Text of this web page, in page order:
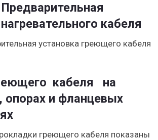
кабеля
кабеля на
опорах и фланцевых
греющего кабеля показаны